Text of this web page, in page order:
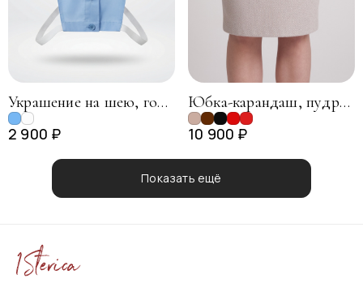
Украшение на шею, голубой
2 900 ₽
Юбка-карандаш, пудровый
10 900 ₽
Показать ещё